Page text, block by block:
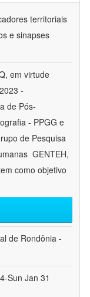
territoriais
e sinapses
em virtude
-
de Pós-
- PPGG e
de Pesquisa
 GENTEH,
como objetivo
de Rondônia -
Sun Jan 31